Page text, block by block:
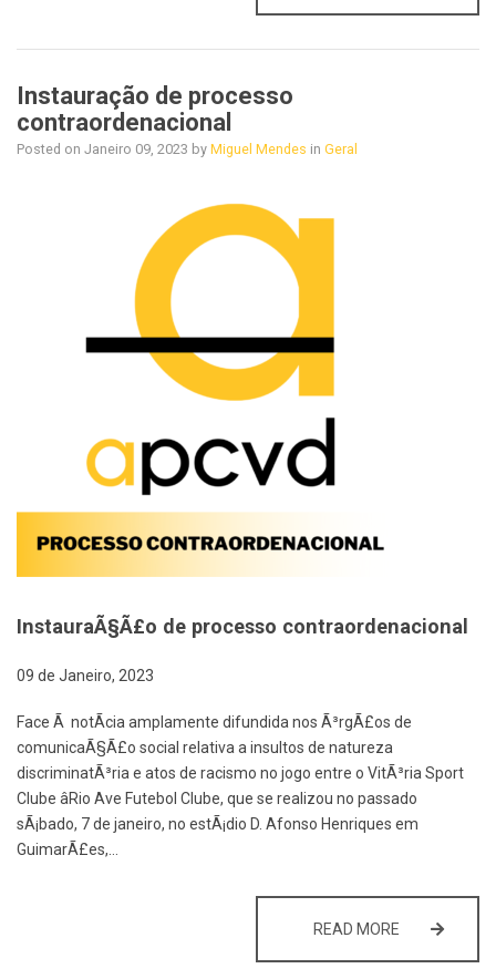
Instauração de processo
contraordenacional
Posted on Janeiro 09, 2023 by Miguel Mendes in Geral
InstauraÃ§Ã£o de processo contraordenacional
09 de Janeiro, 2023
Face Ã notÃ­cia amplamente difundida nos Ã³rgÃ£os de
comunicaÃ§Ã£o social relativa a insultos de natureza
discriminatÃ³ria e atos de racismo no jogo entre o VitÃ³ria Sport
Clube âRio Ave Futebol Clube, que se realizou no passado
sÃ¡bado, 7 de janeiro, no estÃ¡dio D. Afonso Henriques em
GuimarÃ£es,…
READ MORE